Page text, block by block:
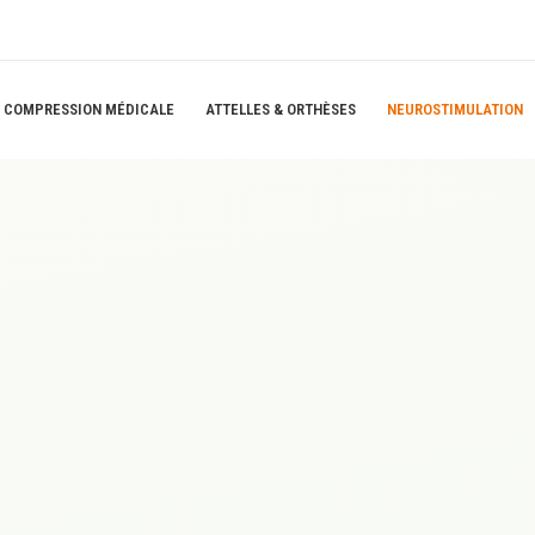
COMPRESSION MÉDICALE ATTELLES & ORTHÈSES NEUROSTIMULATION